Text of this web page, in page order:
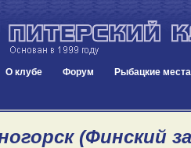
О клубе Форум Рыбацкие места
(Финский